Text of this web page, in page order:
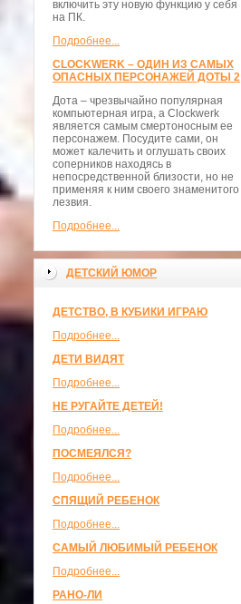
включить эту новую функцию у себя
на ПК.
Подробнее...
CLOCKWERK – ОДИН ИЗ САМЫХ
ОПАСНЫХ ПЕРСОНАЖЕЙ ДОТЫ 2
Дота – чрезвычайно популярная
компьютерная игра, а Clockwerk
является самым смертоносным ее
персонажем. Посудите сами, он
может калечить и оглушать своих
соперников находясь в
непосредственной близости, но не
применяя к ним своего знаменитого
лезвия.
Подробнее...
ДЕТСКИЙ ЮМОР
ДЕТСТВО, В КУБИКИ ИГРАЮ
Подробнее...
ДЕТИ ВИДЯТ
Подробнее...
НЕ РУГАЙТЕ ДЕТЕЙ!
Подробнее...
ПОСМЕЯЛСЯ?
Подробнее...
СПЯЩИЙ РЕБЕНОК
Подробнее...
САМЫЙ ЛЮБИМЫЙ РЕБЕНОК
Подробнее...
РАНО-ЛИ